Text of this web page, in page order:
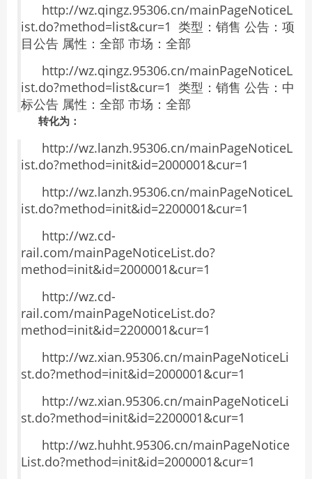
http://wz.qingz.95306.cn/mainPageNoticeL
ist.do?method=list&cur=1 类型：销售 公告：项
目公告 属性：全部 市场：全部
http://wz.qingz.95306.cn/mainPageNoticeL
ist.do?method=list&cur=1 类型：销售 公告：中
标公告 属性：全部 市场：全部
转化为：
http://wz.lanzh.95306.cn/mainPageNoticeL
ist.do?method=init&id=2000001&cur=1
http://wz.lanzh.95306.cn/mainPageNoticeL
ist.do?method=init&id=2200001&cur=1
http://wz.cd-
rail.com/mainPageNoticeList.do?
method=init&id=2000001&cur=1
http://wz.cd-
rail.com/mainPageNoticeList.do?
method=init&id=2200001&cur=1
http://wz.xian.95306.cn/mainPageNoticeLi
st.do?method=init&id=2000001&cur=1
http://wz.xian.95306.cn/mainPageNoticeLi
st.do?method=init&id=2200001&cur=1
http://wz.huhht.95306.cn/mainPageNotice
List.do?method=init&id=2000001&cur=1